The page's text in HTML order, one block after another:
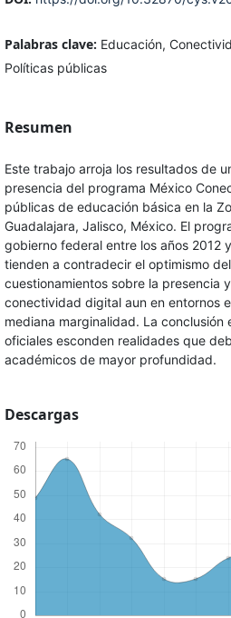
Palabras clave: Educación,
Políticas públicas
Resumen
Este trabajo arroja los resultados de
presencia del programa México
públicas de educación básica en la
Guadalajara, Jalisco, México. El
gobierno federal entre los años 2012
tienden a contradecir el optimismo
cuestionamientos sobre la presencia
conectividad digital aun en entornos
mediana marginalidad. La conclusión
oficiales esconden realidades que
académicos de mayor profundidad.
Descargas